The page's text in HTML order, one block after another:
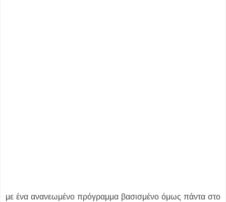
με ένα ανανεωμένο πρόγραμμα βασισμένο όμως πάντα στο